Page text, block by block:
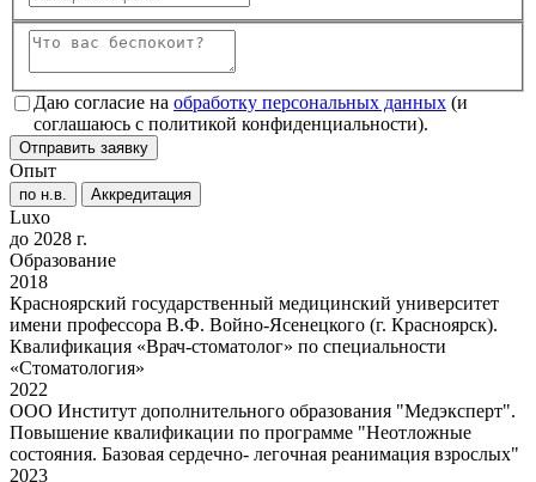
Даю согласие на обработку персональных данных (и
соглашаюсь с политикой конфиденциальности).
Отправить заявку
Опыт
по н.в. Аккредитация
Luxo
до 2028 г.
Образование
2018
Красноярский государственный медицинский университет
имени профессора В.Ф. Войно-Ясенецкого (г. Красноярск).
Квалификация «Врач-стоматолог» по специальности
«Стоматология»
2022
ООО Институт дополнительного образования "Медэксперт".
Повышение квалификации по программе "Неотложные
состояния. Базовая сердечно- легочная реанимация взрослых"
2023